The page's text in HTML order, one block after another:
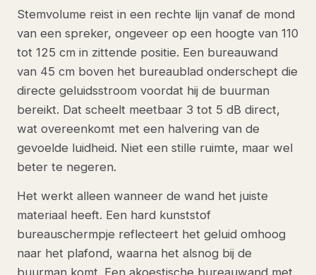
Stemvolume reist in een rechte lijn vanaf de mond
van een spreker, ongeveer op een hoogte van 110
tot 125 cm in zittende positie. Een bureauwand
van 45 cm boven het bureaublad onderschept die
directe geluidsstroom voordat hij de buurman
bereikt. Dat scheelt meetbaar 3 tot 5 dB direct,
wat overeenkomt met een halvering van de
gevoelde luidheid. Niet een stille ruimte, maar wel
beter te negeren.
Het werkt alleen wanneer de wand het juiste
materiaal heeft. Een hard kunststof
bureauschermpje reflecteert het geluid omhoog
naar het plafond, waarna het alsnog bij de
buurman komt. Een akoestische bureauwand met